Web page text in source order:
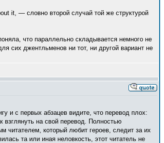
it, — словно второй случай той же структурой
что параллельно складывается немного не
сих джентльменов ни тот, ни другой вариант не
и с первых абзацев видите, что перевод плох:
на свой перевод. Полностью
читателем, который любит героев, следит за их
та или иная неловкость, этот читатель не